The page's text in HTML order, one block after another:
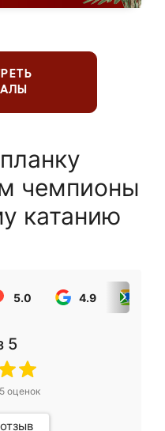
чемпионы
катанию
5.0 4.9
5
оценок